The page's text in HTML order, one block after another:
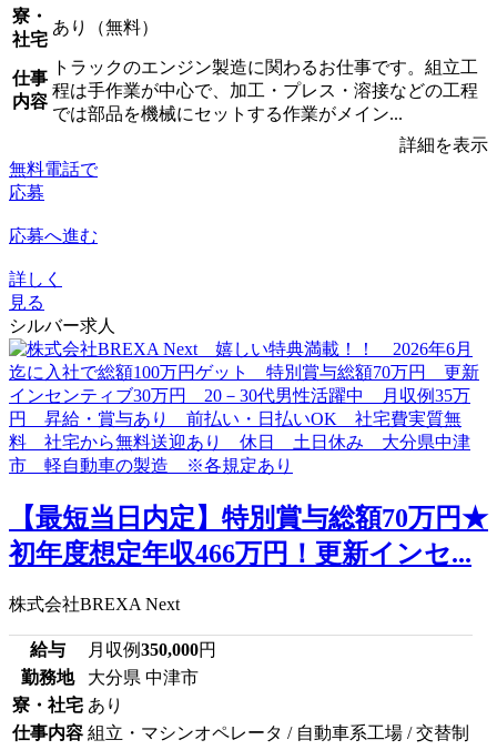
寮・
社宅
あり（無料）
仕事
内容
トラックのエンジン製造に関わるお仕事です。組立工
程は手作業が中心で、加工・プレス・溶接などの工程
では部品を機械にセットする作業がメイン...
詳細を表示
無料電話で
応募
応募へ進む
詳しく
見る
シルバー求人
【最短当日内定】特別賞与総額70万円★
初年度想定年収466万円！更新インセ...
株式会社BREXA Next
給与 月収例350,000円
勤務地
大分県 中津市
寮・社宅 あり
仕事内容 組立・マシンオペレータ / 自動車系工場 / 交替制